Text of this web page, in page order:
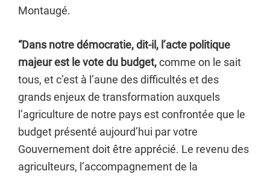
Montaugé.
“Dans notre démocratie, dit-il, l’acte politique
majeur est le vote du budget,comme on le sait
tous, et c’est à l’aune des difficultés et des
grands enjeux de transformation auxquels
l’agriculture de notre pays est confrontée que le
budget présenté aujourd’hui par votre
Gouvernement doit être apprécié. Le revenu des
agriculteurs, l’accompagnement de la